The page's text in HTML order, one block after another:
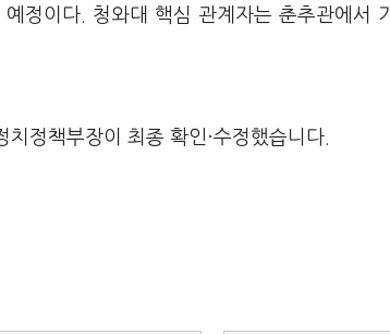
정이다. 청와대 핵심 관계자는 춘추관에서
정책부장이 최종 확인·수정했습니다.